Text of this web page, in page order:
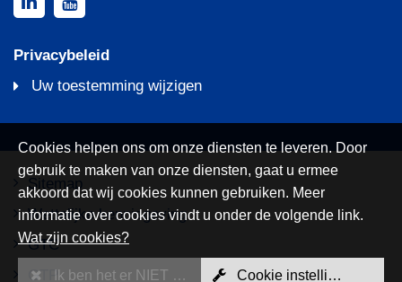
Privacybeleid
Uw toestemming wijzigen
Sitemap
Wettelijke kennisgeving
GTC
GTP
Cookies helpen ons om onze diensten te leveren. Door
gebruik te maken van onze diensten, gaat u ermee
akkoord dat wij cookies kunnen gebruiken. Meer
informatie over cookies vindt u onder de volgende link.
Wat zijn cookies?
Ik ben het er NIET mee eens Cookie instellingen